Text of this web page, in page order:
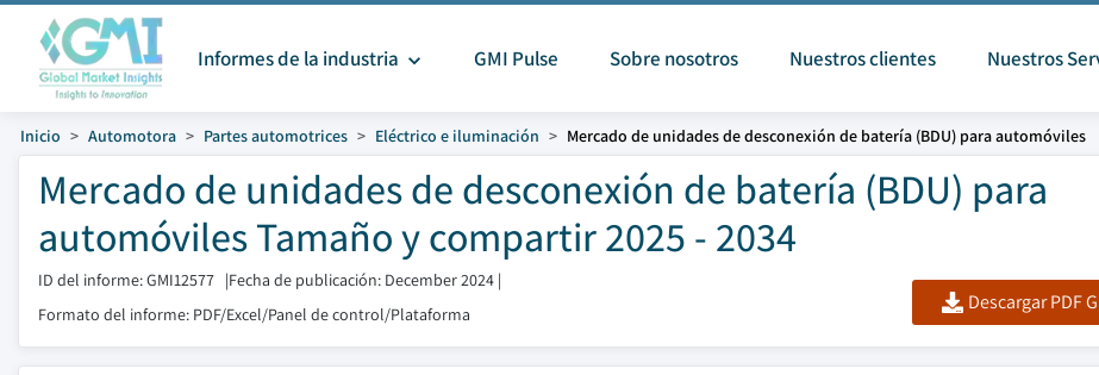
Informes de la industria GMI Pulse Sobre nosotros Nuestros clientes Nuestros
Inicio Automotora Partes automotrices Eléctrico e iluminación Mercado de unidades de desconexión de batería (BDU) para automóviles
Mercado de unidades de desconexión de batería (BDU) para
automóviles Tamaño y compartir 2025 - 2034
ID del informe: GMI12577 |Fecha de publicación: December 2024 |
Formato del informe: PDF/Excel/Panel de control/Plataforma
Descargar PDF